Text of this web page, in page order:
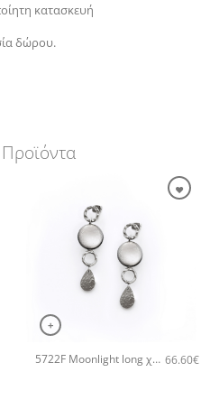
κατασκευή
δώρου.
Προϊόντα
+
5722F Moonlight long χειροποίητα σκουλαρίκια Catherine bijoux Γκρι 66.60€